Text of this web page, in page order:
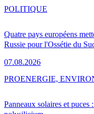
Quatre pays européens
Russie pour l'Ossétie du
07.08.2026
POLITIQUE
Panneaux solaires et
PROENERGIE,